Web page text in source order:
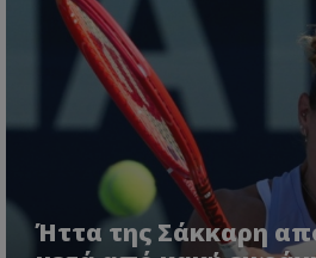
Ήττα της Σάκκαρη